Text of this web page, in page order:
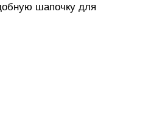
шапочку для